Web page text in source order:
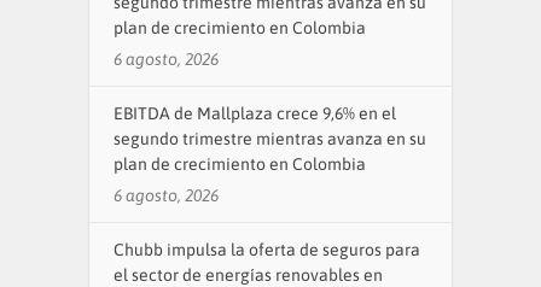
plan de crecimiento en Colombia
6 agosto, 2026
EBITDA de Mallplaza crece 9,6% en el
segundo trimestre mientras avanza en su
plan de crecimiento en Colombia
6 agosto, 2026
Chubb impulsa la oferta de seguros para
el sector de energías renovables en